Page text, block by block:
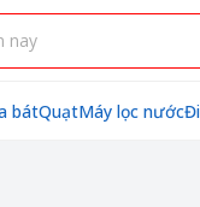
bátQuạtMáy lọc nước